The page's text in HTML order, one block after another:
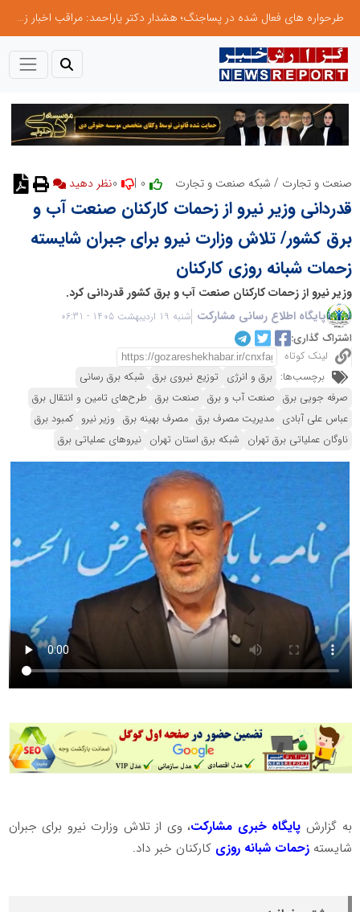
طرحواره های فعال شده در پساجنگ؛ هشدار دکتر یاراحمد: مراقب اخبار زرد و واکنش های هیجانی باشید
صنعت و تجارت / شبکه صنعت و تجارت نظر دهید
قدردانی وزیر نیرو از زحمات کارکنان صنعت آب و
برق کشور/ تلاش وزارت نیرو برای جبران شایسته
زحمات شبانه روزی کارکنان
وزیر نیرو از زحمات کارکنان صنعت آب و برق کشور قدردانی کرد.
پایگاه اطلاع رسانی مشارکت شنبه 19 اردیبهشت 1405 - 06:31
اشتراک گذاری:
لینک کوتاه
برچسب‌ها: برق و انرژی توزیع نیروی برق شبکه برق رسانی
صرفه جویی برق صنعت آب و برق صنعت برق طرح‌های تامین و انتقال برق
عباس علی آبادی مدیریت مصرف برق مصرف بهینه برق وزیر نیرو کمبود برق
ناوگان عملیاتی برق تهران شبکه برق استان تهران نیروهای عملیاتی برق
به گزارش پایگاه خبری مشارکت، وی از تلاش وزارت نیرو برای جبران
شایسته زحمات شبانه روزی کارکنان خبر داد.